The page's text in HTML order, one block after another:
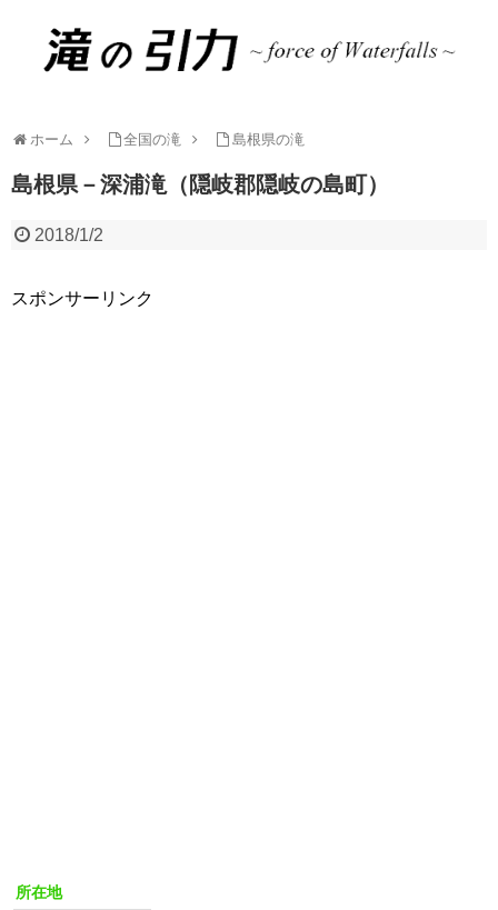
ホーム 全国の滝 島根県の滝
島根県－深浦滝（隠岐郡隠岐の島町）
2018/1/2
スポンサーリンク
所在地